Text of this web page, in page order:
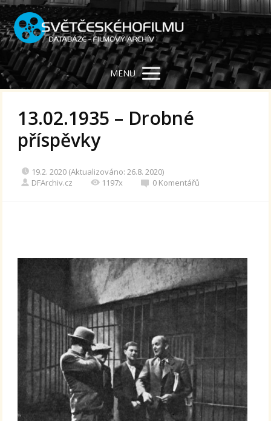
MENU
13.02.1935 – Drobné
příspěvky
19.2. 2020 (Aktualizováno: 26.8. 2020)
DFArchiv.cz
1197x 0 Komentářů